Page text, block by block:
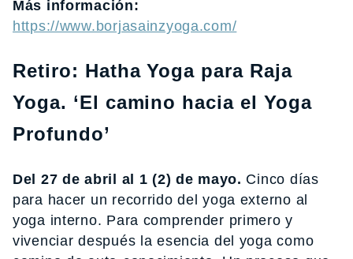
Más información:
https://www.borjasainzyoga.com/
Retiro: Hatha Yoga para Raja
Yoga. ‘El camino hacia el Yoga
Profundo’
Del 27 de abril al 1 (2) de mayo. Cinco días
para hacer un recorrido del yoga externo al
yoga interno. Para comprender primero y
vivenciar después la esencia del yoga como